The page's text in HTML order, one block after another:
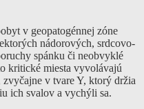
v geopatogénnej zóne
nádorových, srdcovo-
spánku či neobvyklé
kritické miesta vyvolávajú
v tvare Y, ktorý držia
ich svalov a vychýli sa.